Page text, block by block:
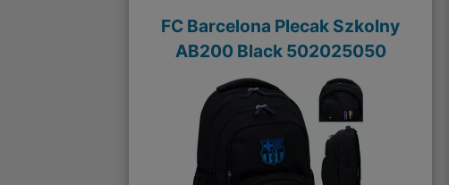
FC Barcelona Plecak Szkolny
AB200 Black 502025050